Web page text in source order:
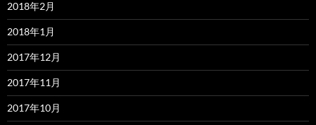
2018年2月
2018年1月
2017年12月
2017年11月
2017年10月